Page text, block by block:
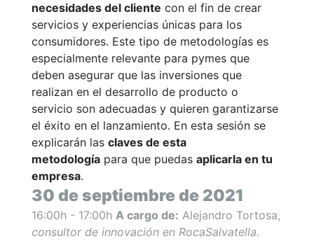
necesidades del cliente con el fin de crear
servicios y experiencias únicas para los
consumidores. Este tipo de metodologías es
especialmente relevante para pymes que
deben asegurar que las inversiones que
realizan en el desarrollo de producto o
servicio son adecuadas y quieren garantizarse
el éxito en el lanzamiento. En esta sesión se
explicarán las claves de esta
metodología para que puedas aplicarla en tu
empresa.
30 de septiembre de 2021
16:00h - 17:00h A cargo de: Alejandro Tortosa,
consultor de innovación en RocaSalvatella.